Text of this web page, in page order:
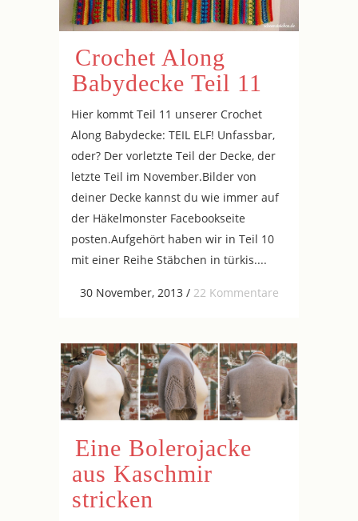
Crochet Along
Babydecke Teil 11
Hier kommt Teil 11 unserer Crochet
Along Babydecke: TEIL ELF! Unfassbar,
oder? Der vorletzte Teil der Decke, der
letzte Teil im November.Bilder von
deiner Decke kannst du wie immer auf
der Häkelmonster Facebookseite
posten.Aufgehört haben wir in Teil 10
mit einer Reihe Stäbchen in türkis....
30 November, 2013/ 22 Kommentare
Eine Bolerojacke
aus Kaschmir
stricken